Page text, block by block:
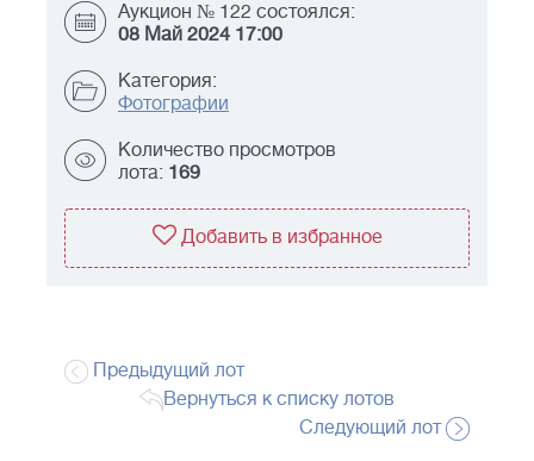
Аукцион № 122 состоялся:
08 Май 2024 17:00
Категория:
Фотографии
Количество просмотров
лота: 169
Добавить в избранное
Предыдущий лот
Вернуться к списку лотов
Следующий лот